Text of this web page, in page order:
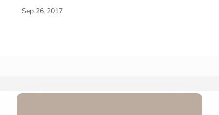
Sep 26, 2017